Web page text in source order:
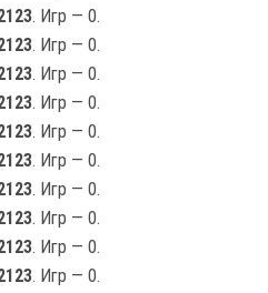
. Игр — 0.
. Игр — 0.
. Игр — 0.
. Игр — 0.
. Игр — 0.
. Игр — 0.
. Игр — 0.
. Игр — 0.
. Игр — 0.
. Игр — 0.